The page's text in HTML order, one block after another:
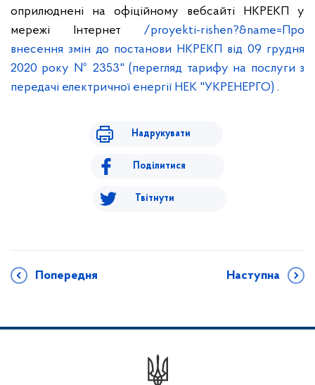
оприлюднені на офіційному вебсайті НКРЕКП у
мережі Інтернет /proyekti-rishen?&name=Про
внесення змін до постанови НКРЕКП від 09 грудня
2020 року № 2353" (перегляд тарифу на послуги з
передачі електричної енергії НЕК "УКРЕНЕРГО) .
Надрукувати
Поділитися
Твітнути
Попередня Наступна